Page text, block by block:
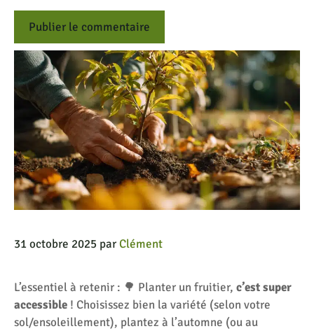
31 octobre 2025 parClément
L’essentiel à retenir : 🌳 Planter un fruitier, c’est super
accessible ! Choisissez bien la variété (selon votre
sol/ensoleillement), plantez à l’automne (ou au